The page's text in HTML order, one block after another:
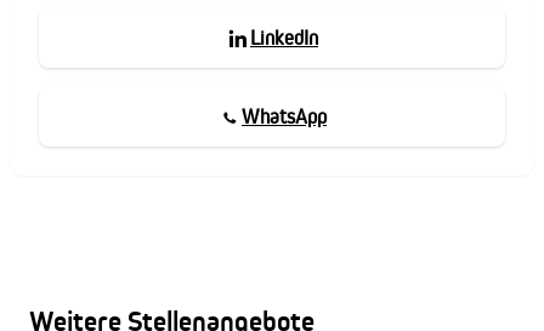
LinkedIn
WhatsApp
Weitere Stellenangebote